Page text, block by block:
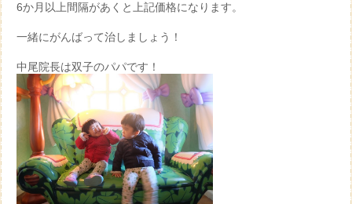
6か月以上間隔があくと上記価格になります。
一緒にがんばって治しましょう！
中尾院長は双子のパパです！